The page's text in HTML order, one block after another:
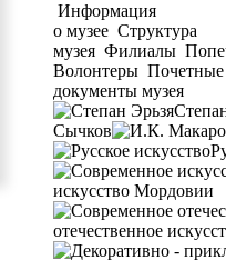
Информация
о музее Структура
музея Филиалы
Волонтеры Почетные
документы музея
Сычков
искусство Мордовии
отечественное